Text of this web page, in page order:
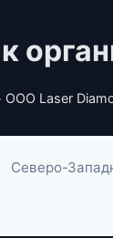
ООО Laser
Северо-